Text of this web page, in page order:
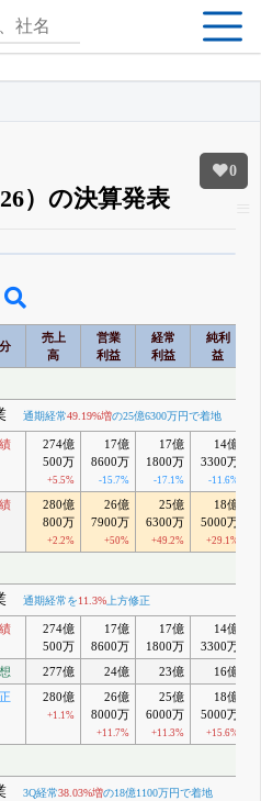
0
）の決算発表
はじめる
株版の先行利用も付きます
売上
高
営業
利益
経常
利益
純利
益
通期経常49.19%増の25億6300万円で着地
274億
500万
+5.5%
17億
8600万
-15.7%
17億
1800万
-17.1%
14億
3300万
-11.6%
280億
800万
+2.2%
26億
7900万
+50%
25億
6300万
+49.2%
18億
5000万
+29.1%
通期経常を11.3% 上方修正
274億
500万
17億
8600万
17億
1800万
14億
3300万
277億 24億 23億
16億
280億
+1.1%
26億
8000万
+11.7%
25億
6000万
+11.3%
18億
5000万
+15.6%
3Q経常38.03%増の18億1100万円で着地